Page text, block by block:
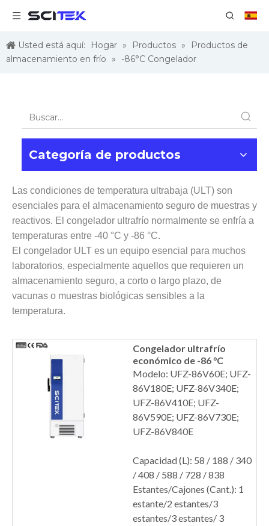
Usted está aquí: Hogar » Productos »
Productos de
almacenamiento en frío » -86°C Congelador
Categoría de productos
Las condiciones de temperatura ultrabaja (ULT) son
esenciales para el almacenamiento seguro de muestras y
reactivos. El congelador ultrafrío normalmente se enfría a
temperaturas entre -40 °C y -86 °C.
El congelador ULT es un equipo esencial para muchos
laboratorios, especialmente aquellos que requieren un
almacenamiento seguro, a corto o largo plazo, de
vacunas o muestras biológicas sensibles a la
temperatura.
Congelador ultrafrío
económico de -86 °C
Modelo: UFZ-86V60E; UFZ-
86V180E; UFZ-86V340E;
UFZ-86V410E; UFZ-
86V590E; UFZ-86V730E;
UFZ-86V840E
Capacidad (L): 58 / 188 / 340
/ 408 / 588 / 728 / 838
Estantes/Cajones (Cant.): 1
estante/2 estantes/3
estantes/3 estantes/ 3